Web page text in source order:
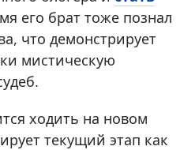
его брат тоже познал
что демонстрирует
мистическую
ходить на новом
текущий этап как